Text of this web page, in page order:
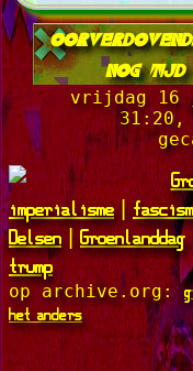
nog tijd
vrijdag 16
31:20,
imperialisme|
Delsen|Groenlanddag
trump
op archive.org:
het anders